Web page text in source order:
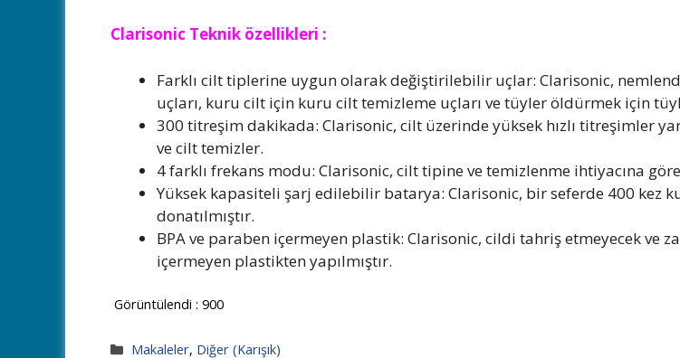
Clarisonic Teknik özellikleri :
Farklı cilt tiplerine uygun olarak değiştirilebilir uçlar: Clarisonic,
uçları, kuru cilt için kuru cilt temizleme uçları ve tüyler öldürmek için
300 titreşim dakikada: Clarisonic, cilt üzerinde yüksek hızlı titreşimler
ve cilt temizler.
4 farklı frekans modu: Clarisonic, cilt tipine ve temizlenme ihtiyacına
Yüksek kapasiteli şarj edilebilir batarya: Clarisonic, bir seferde 400
donatılmıştır.
BPA ve paraben içermeyen plastik: Clarisonic, cildi tahriş etmeyecek ve
içermeyen plastikten yapılmıştır.
Görüntülendi : 900
Kategoriler
Makaleler, Diğer (Karışık)